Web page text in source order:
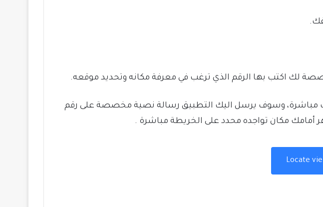
لك اكتب بها الرقم الذي ترغب في معرفة مكانه وتحديد موقعه.
وسوف يرسل اليك التطبيق رسالة نصية مخصصة على رقم
أمامك مكان تواجده محدد على الخريطة مباشرة .